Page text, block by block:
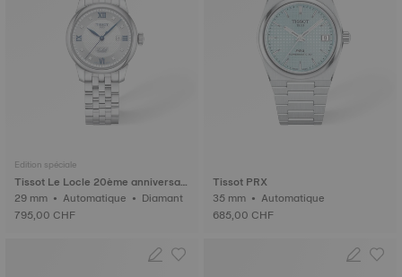
Edition spéciale
Tissot Le Locle 20ème anniversair
e
29 mm • Automatique • Diamant
795,00 CHF
Tissot PRX
35 mm • Automatique
685,00 CHF